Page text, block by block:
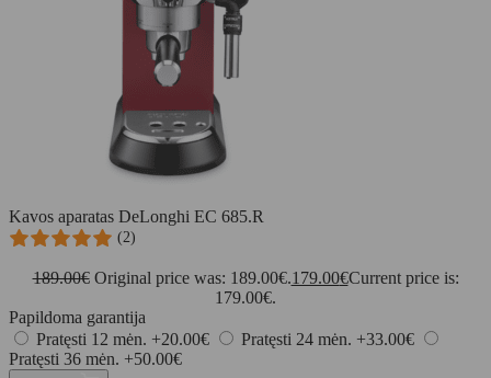
Kavos aparatas DeLonghi EC 685.R
(2)
189.00€ Original price was: 189.00€.179.00€Current price is:
179.00€.
Papildoma garantija
Pratęsti 12 mėn. +20.00€ Pratęsti 24 mėn. +33.00€
Pratęsti 36 mėn. +50.00€